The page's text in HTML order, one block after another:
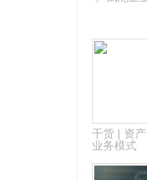
干货 | 资
业务模式